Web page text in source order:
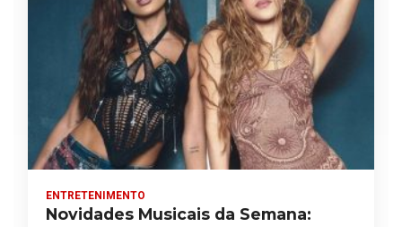
ENTRETENIMENTO
Novidades Musicais da Semana: